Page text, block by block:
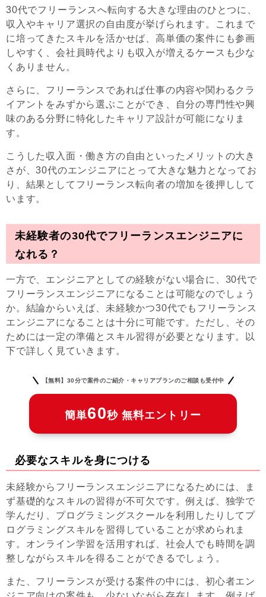
30代でフリーランスへ転向する大きな理由のひとつに、
収入やキャリア選択の自由度が挙げられます。これまで
に培ってきたスキルを活かせば、高単価の案件にも参画
しやすく、会社員時代よりも収入が増えるケースも少な
くありません。
さらに、フリーランスであれば仕事の内容や関わるクラ
イアントをみずから選ぶことができ、自分の専門性や興
味のある分野に特化したキャリア設計が可能になりま
す。
こうした収入面・働き方の自由といったメリットの大き
さが、30代のエンジニアにとって大きな魅力となってお
り、結果としてフリーランス転向者の増加を後押しして
います。
未経験者の30代でフリーランスエンジニアに
なれる？
一方で、エンジニアとしての経験がない場合に、30代で
フリーランスエンジニアになることは可能なのでしょう
か。結論からいえば、未経験かつ30代でもフリーランス
エンジニアになることは十分に可能です。ただし、その
ためには一定の準備とスキル習得が必要となります。以
下で詳しく見ていきます。
【無料】30分で案件のご紹介・キャリアプランのご相談も受付中
簡単60秒 無料エントリー
必要なスキルを身につける
未経験からフリーランスエンジニアになるためには、ま
ず基礎的なスキルの習得が不可欠です。例えば、独学で
学んだり、プログラミングスクールを利用したりしてプ
ログラミングスキルを習得していることが求められま
す。オンライン学習を活用すれば、社会人でも時間を調
整しながらスキルを得ることができるでしょう。
また、フリーランスが受ける案件の中には、初心者エン